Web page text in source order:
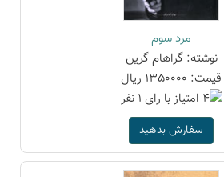
مرد سوم
نوشته: گراهام گرین
قیمت: 1350000 ریال
سفارش بدهید